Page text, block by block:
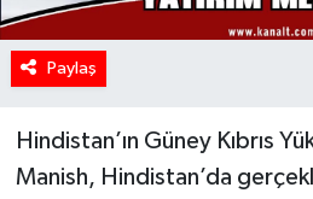
Paylaş
Hindistan’ın Güney Kıbrıs
Manish, Hindistan’da